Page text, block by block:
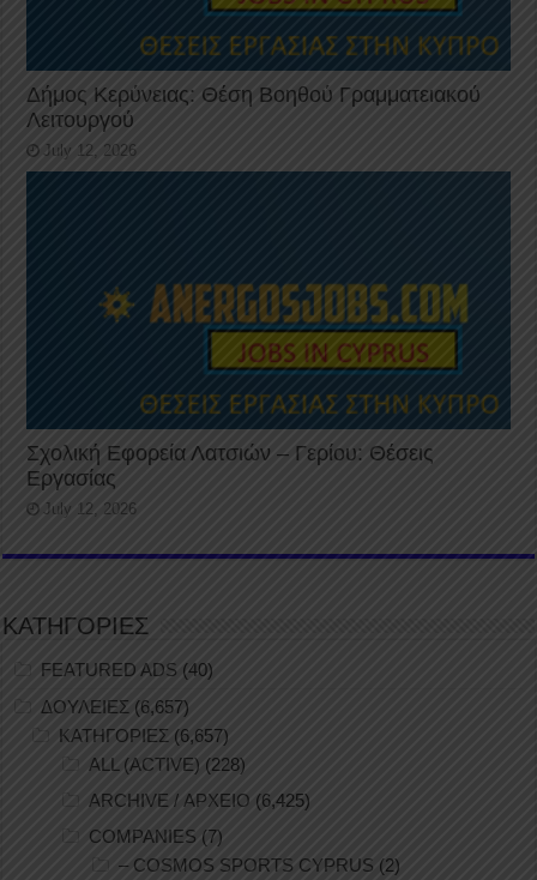
Δήμος Κερύνειας: Θέση Βοηθού Γραμματειακού
Λειτουργού
July 12, 2026
Σχολική Εφορεία Λατσιών – Γερίου: Θέσεις
Εργασίας
July 12, 2026
ΚΑΤΗΓΟΡΙΕΣ
FEATURED ADS (40)
ΔΟΥΛΕΙΕΣ (6,657)
ΚΑΤΗΓΟΡΙΕΣ (6,657)
ALL (ACTIVE) (228)
ARCHIVE / ΑΡΧΕΙΟ (6,425)
COMPANIES (7)
– COSMOS SPORTS CYPRUS (2)